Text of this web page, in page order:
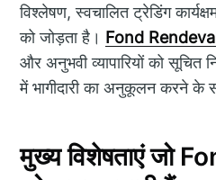
विश्लेषण, स्वचालित ट्रेडिंग
को जोड़ता है। Fond
और अनुभवी व्यापारियों को सूचित
में भागीदारी का अनुकूलन करने के
मुख्य विशेषताएं जो